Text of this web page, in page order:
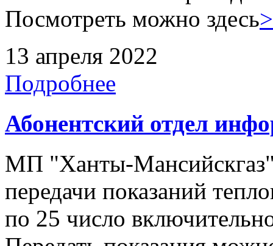
Посмотреть можно здесь
13 апреля 2022
Подробнее
Абонентский отдел
МП "Ханты-Мансийскгаз"
передачи показаний
по 25 число